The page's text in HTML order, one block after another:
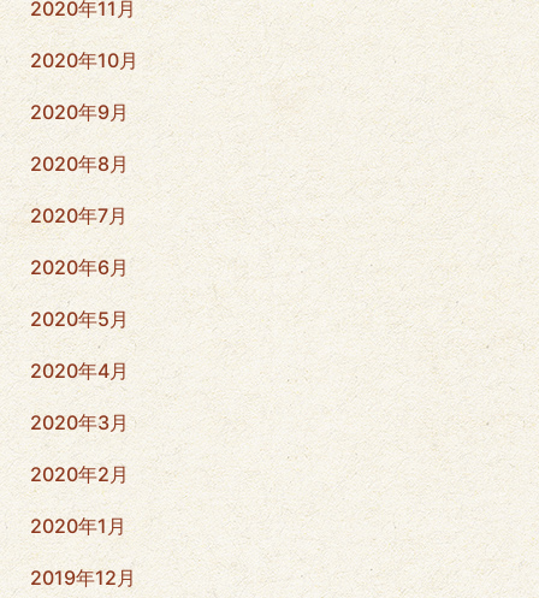
2020年11月
2020年10月
2020年9月
2020年8月
2020年7月
2020年6月
2020年5月
2020年4月
2020年3月
2020年2月
2020年1月
2019年12月